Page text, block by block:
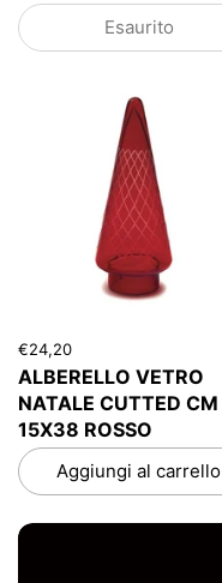
Esaurito
€24,20
ALBERELLO VETRO
NATALE CUTTED CM
15X38 ROSSO
Aggiungi al carrello